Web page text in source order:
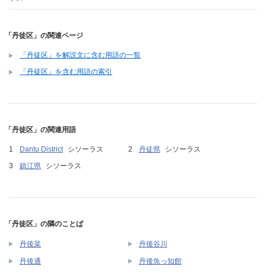
「丹徒区」の関連ページ
「丹徒区」を解説文に含む用語の一覧
「丹徒区」を含む用語の索引
「丹徒区」の関連用語
Dantu District シソーラス 丹徒県
シソーラス
鎮江県
シソーラス
「丹徒区」の隣のことば
丹後菜 丹後谷川
丹後通 丹後魚っ知館